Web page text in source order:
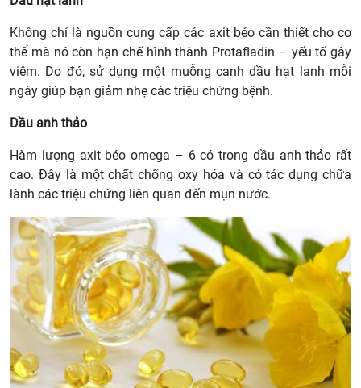
Không chỉ là nguồn cung cấp các axit béo cần thiết cho cơ
thể mà nó còn hạn chế hình thành Protafladin – yếu tố gây
viêm. Do đó, sử dụng một muỗng canh dầu hạt lanh mỗi
ngày giúp bạn giảm nhẹ các triệu chứng bệnh.
Dầu anh thảo
Hàm lượng axit béo omega – 6 có trong dầu anh thảo rất
cao. Đây là một chất chống oxy hóa và có tác dụng chữa
lành các triệu chứng liên quan đến mụn nước.